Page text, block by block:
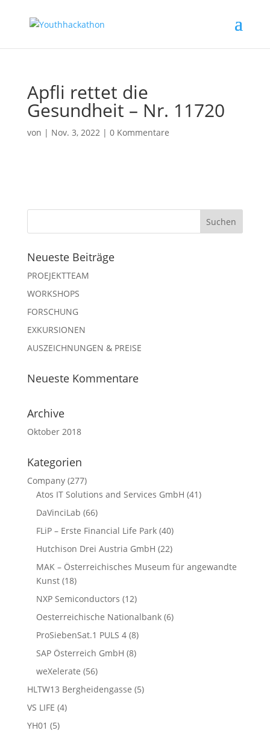
Apfli rettet die
Gesundheit – Nr. 11720
von | Nov. 3, 2022| 0 Kommentare
Neueste Beiträge
PROEJEKTTEAM
WORKSHOPS
FORSCHUNG
EXKURSIONEN
AUSZEICHNUNGEN & PREISE
Neueste Kommentare
Archive
Oktober 2018
Kategorien
Company(277)
Atos IT Solutions and Services GmbH (41)
DaVinciLab (66)
FLiP – Erste Financial Life Park(40)
Hutchison Drei Austria GmbH (22)
MAK – Österreichisches Museum für angewandte
Kunst(18)
NXP Semiconductors (12)
Oesterreichische Nationalbank(6)
ProSiebenSat.1 PULS 4(8)
SAP Österreich GmbH (8)
weXelerate (56)
HLTW13 Bergheidengasse (5)
VS LIFE (4)
YH01 (5)